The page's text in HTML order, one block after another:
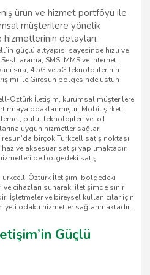
ürün ve hizmet portföyü ile
müşterilere yönelik
hizmetlerinin detayları:
güçlü altyapısı sayesinde hızlı ve
arama, SMS, MMS ve internet
sıra, 4.5G ve 5G teknolojilerinin
ile Giresun bölgesinde üstün
Öztürk İletişim, kurumsal müşterilere
odaklanmıştır. Mobil şirket
bulut teknolojileri ve IoT
uygun hizmetler sağlar.
birçok Turkcell satış noktası
ve aksesuar satışı yapılmaktadır.
de bölgedeki satış
Öztürk İletişim, bölgedeki
cihazları sunarak, iletişimde sınır
İşletmeler ve bireysel kullanıcılar için
odaklı hizmetler sağlanmaktadır.
Güçlü